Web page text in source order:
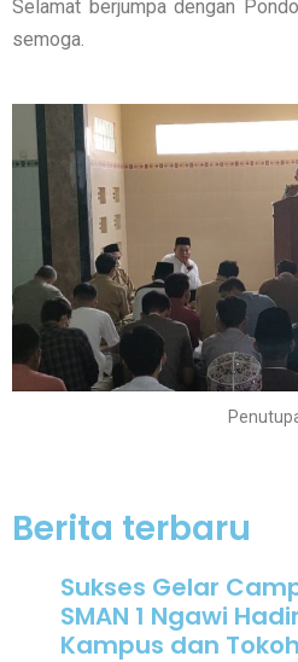
Selamat berjumpa dengan
semoga.
Berita terbaru
Sukses Gelar
SMAN 1 Ngawi
Kampus dan